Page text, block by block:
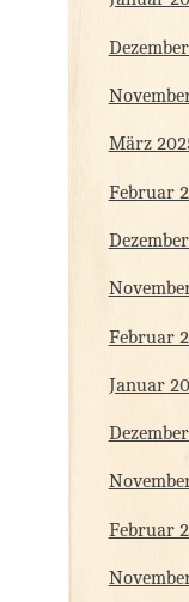
März
Februar
Februar
Januar
Februar